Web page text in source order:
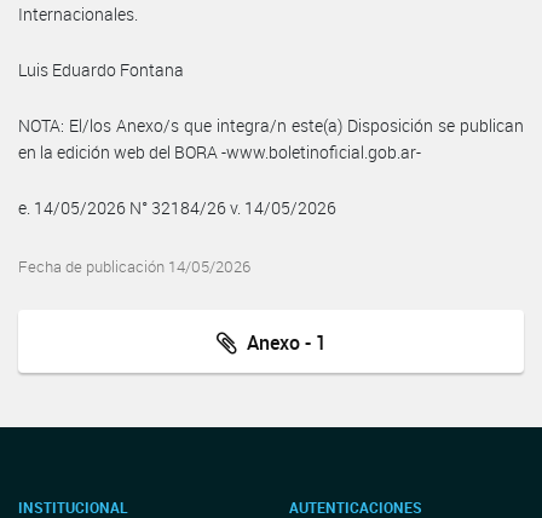
Internacionales.
Luis Eduardo Fontana
NOTA: El/los Anexo/s que integra/n este(a) Disposición se publican
en la edición web del BORA -www.boletinoficial.gob.ar-
e. 14/05/2026 N° 32184/26 v. 14/05/2026
Fecha de publicación 14/05/2026
Anexo - 1
INSTITUCIONAL AUTENTICACIONES